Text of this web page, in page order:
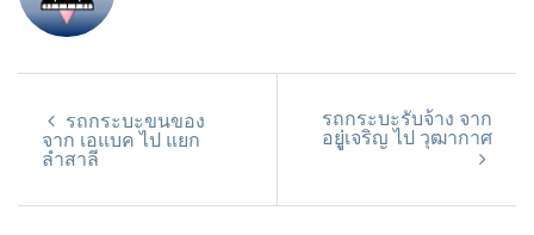
รถกระบะขนของ
จาก เอแบค ไป แยก
ลำสาลี
รถกระบะรับจ้าง จาก
อยู่เจริญ ไป วุฒากาศ